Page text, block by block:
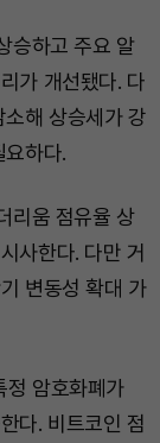
승하고 주요 알
가 개선됐다. 다
해 상승세가 강
하다.
리움 점유율 상
사한다. 다만 거
변동성 확대 가
암호화폐가
다. 비트코인 점